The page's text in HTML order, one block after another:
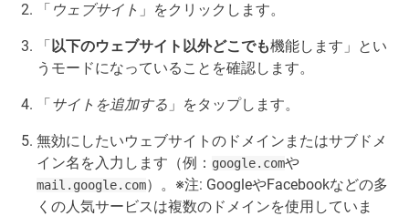
「 ウェブサイト 」をクリックします。
「以下のウェブサイト以外どこでも機能します」とい
うモードになっていることを確認します。
「サイトを追加する 」をタップします。
無効にしたいウェブサイトのドメインまたはサブドメ
イン名を入力します（例： google.comや
mail.google.com）。※注: GoogleやFacebookなどの多
くの人気サービスは複数のドメインを使用していま